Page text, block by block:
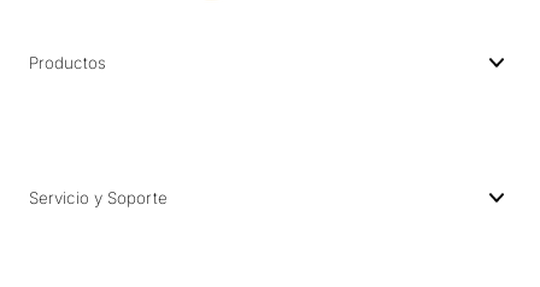
Productos
Servicio y Soporte